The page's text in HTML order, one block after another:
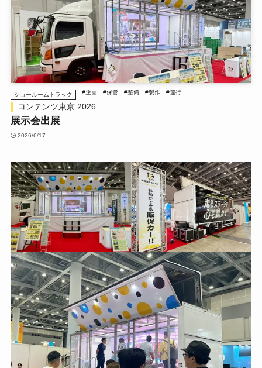
ショールームトラック #企画 #保管 #整備 #製作 #運行
コンテンツ東京 2026
展示会出展
2026/6/17